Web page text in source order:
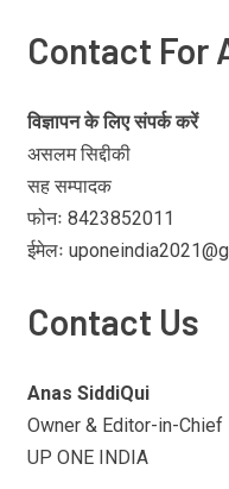
Contact For
विज्ञापन के लिए संपर्क करें
असलम सिद्दीकी
सह सम्पादक
फोनः 8423852011
ईमेलः
Contact Us
Anas SiddiQui
Owner & Editor-in-Chief
UP ONE INDIA